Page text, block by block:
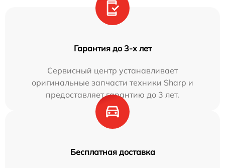
Гарантия до 3-х лет
Сервисный центр устанавливает
оригинальные запчасти техники Sharp и
предоставляет гарантию до 3 лет.
Бесплатная доставка